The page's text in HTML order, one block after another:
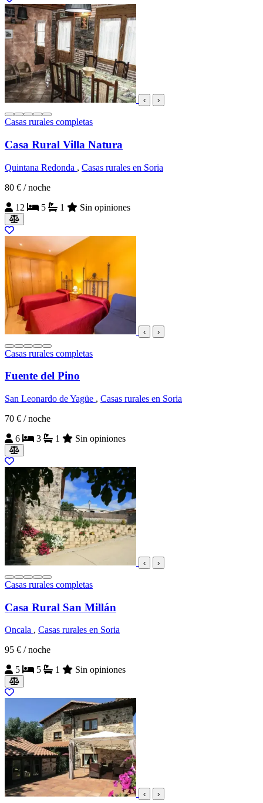
‹ ›
Casas rurales completas
Casa Rural Villa Natura
Quintana Redonda , Casas rurales en Soria
80 € / noche
12
5 1 Sin opiniones
‹ ›
Casas rurales completas
Fuente del Pino
San Leonardo de Yagüe , Casas rurales en Soria
70 € / noche
6
3 1 Sin opiniones
‹ ›
Casas rurales completas
Casa Rural San Millán
Oncala , Casas rurales en Soria
95 € / noche
5
5 1 Sin opiniones
‹ ›